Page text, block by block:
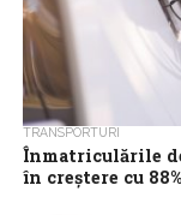
TRANSPORTURI
Înmatriculările
în creștere cu